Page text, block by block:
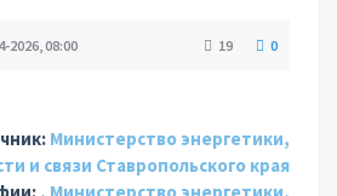
2026, 08:00 19 0
Министерство энергетики,
и связи Ставропольского края